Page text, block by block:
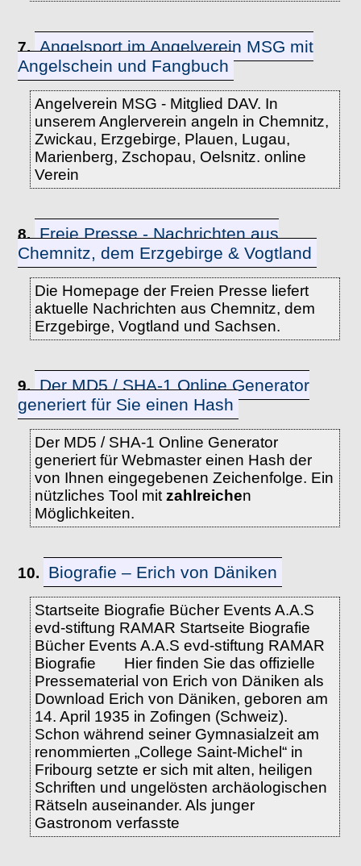
7. Angelsport im Angelverein MSG mit
Angelschein und Fangbuch
Angelverein MSG - Mitglied DAV. In
unserem Anglerverein angeln in Chemnitz,
Zwickau, Erzgebirge, Plauen, Lugau,
Marienberg, Zschopau, Oelsnitz. online
Verein
8. Freie Presse - Nachrichten aus
Chemnitz, dem Erzgebirge & Vogtland
Die Homepage der Freien Presse liefert
aktuelle Nachrichten aus Chemnitz, dem
Erzgebirge, Vogtland und Sachsen.
9. Der MD5 / SHA-1 Online Generator
generiert für Sie einen Hash
Der MD5 / SHA-1 Online Generator
generiert für Webmaster einen Hash der
von Ihnen eingegebenen Zeichenfolge. Ein
nützliches Tool mit zahlreichen
Möglichkeiten.
10. Biografie – Erich von Däniken
Startseite Biografie Bücher Events A.A.S
evd-stiftung RAMAR Startseite Biografie
Bücher Events A.A.S evd-stiftung RAMAR
Biografie Hier finden Sie das offizielle
Pressematerial von Erich von Däniken als
Download Erich von Däniken, geboren am
14. April 1935 in Zofingen (Schweiz).
Schon während seiner Gymnasialzeit am
renommierten „College Saint-Michel“ in
Fribourg setzte er sich mit alten, heiligen
Schriften und ungelösten archäologischen
Rätseln auseinander. Als junger
Gastronom verfasste